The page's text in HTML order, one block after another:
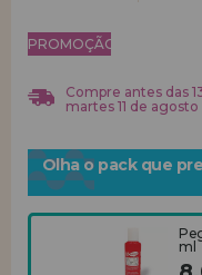
PROMOÇÃO!
Compre antes das
martes 11 de agosto
Olha o pack que
ml